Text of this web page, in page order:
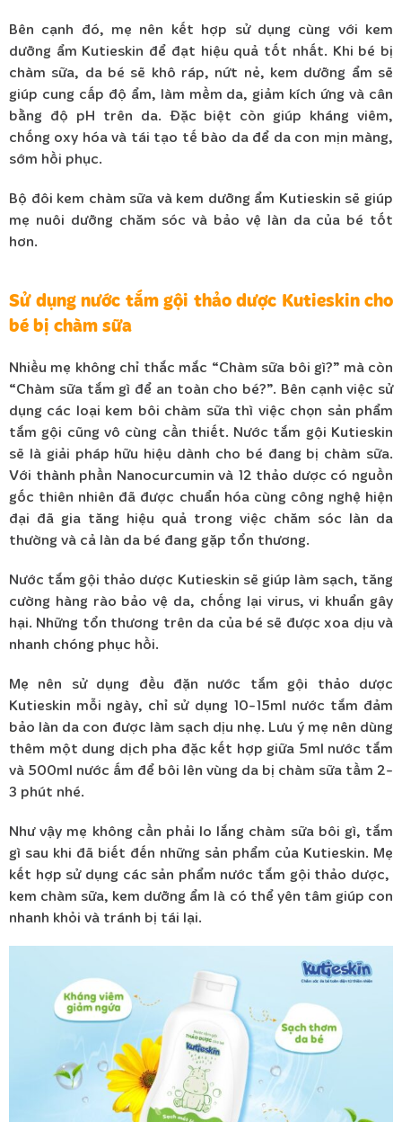
Bên cạnh đó, mẹ nên kết hợp sử dụng cùng với kem
dưỡng ẩm Kutieskin để đạt hiệu quả tốt nhất. Khi bé bị
chàm sữa, da bé sẽ khô ráp, nứt nẻ, kem dưỡng ẩm sẽ
giúp cung cấp độ ẩm, làm mềm da, giảm kích ứng và cân
bằng độ pH trên da. Đặc biệt còn giúp kháng viêm,
chống oxy hóa và tái tạo tế bào da để da con mịn màng,
sớm hồi phục.
Bộ đôi kem chàm sữa và kem dưỡng ẩm Kutieskin sẽ giúp
mẹ nuôi dưỡng chăm sóc và bảo vệ làn da của bé tốt
hơn.
Sử dụng nước tắm gội thảo dược Kutieskin cho
bé bị chàm sữa
Nhiều mẹ không chỉ thắc mắc “Chàm sữa bôi gì?” mà còn
“Chàm sữa tắm gì để an toàn cho bé?”. Bên cạnh việc sử
dụng các loại kem bôi chàm sữa thì việc chọn sản phẩm
tắm gội cũng vô cùng cần thiết. Nước tắm gội Kutieskin
sẽ là giải pháp hữu hiệu dành cho bé đang bị chàm sữa.
Với thành phần Nanocurcumin và 12 thảo dược có nguồn
gốc thiên nhiên đã được chuẩn hóa cùng công nghệ hiện
đại đã gia tăng hiệu quả trong việc chăm sóc làn da
thường và cả làn da bé đang gặp tổn thương.
Nước tắm gội thảo dược Kutieskin sẽ giúp làm sạch, tăng
cường hàng rào bảo vệ da, chống lại virus, vi khuẩn gây
hại. Những tổn thương trên da của bé sẽ được xoa dịu và
nhanh chóng phục hồi.
Mẹ nên sử dụng đều đặn nước tắm gội thảo dược
Kutieskin mỗi ngày, chỉ sử dụng 10-15ml nước tắm đảm
bảo làn da con được làm sạch dịu nhẹ. Lưu ý mẹ nên dùng
thêm một dung dịch pha đặc kết hợp giữa 5ml nước tắm
và 500ml nước ấm để bôi lên vùng da bị chàm sữa tầm 2-
3 phút nhé.
Như vậy mẹ không cần phải lo lắng chàm sữa bôi gì, tắm
gì sau khi đã biết đến những sản phẩm của Kutieskin. Mẹ
kết hợp sử dụng các sản phẩm nước tắm gội thảo dược,
kem chàm sữa, kem dưỡng ẩm là có thể yên tâm giúp con
nhanh khỏi và tránh bị tái lại.